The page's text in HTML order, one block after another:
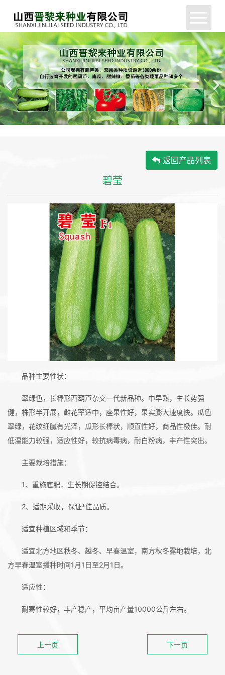
网站首页
公司简介
新闻中心
产品展示
联系我们
返回产品列表
碧莹
品种主要性状：
翠绿色，长棒形西葫芦杂交一代新品种。中早熟，生长势强
健，株形半开展，雌花率适中，座果性好，果实膨大速度快。瓜色
翠绿，花纹细腻有光泽，瓜形长棒状，顺直性好，商品性极佳。耐
低温能力较强，适应性好，较抗病毒病，耐白粉病，丰产性突出。
主要栽培措施：
1、重施底肥，生长期促控结合。
2、适期采收，保证*佳品质。
适宜种植区域和季节：
适宜北方地区秋冬、越冬、早春温室，南方秋冬露地栽培，北
方早春温室播种时间1月1日至2月1日。
适应性：
耐寒性较好，丰产稳产，平均亩产量10000公斤左右。
上一页 下一页